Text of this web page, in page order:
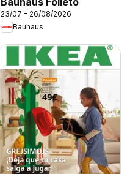
23/07 - 26/08/2026
Bauhaus